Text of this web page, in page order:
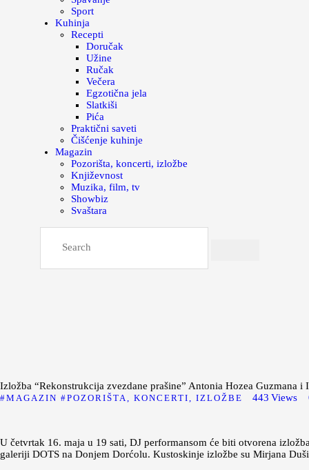
Sport
Kuhinja
Recepti
Doručak
Užine
Ručak
Večera
Egzotična jela
Slatkiši
Pića
Praktični saveti
Čišćenje kuhinje
Magazin
Pozorišta, koncerti, izložbe
Književnost
Muzika, film, tv
Showbiz
Svaštara
Izložba “Rekonstrukcija zvezdane prašine” Antonia Hozea Guzmana
MAGAZIN POZORIŠTA, KONCERTI, IZLOŽBE 443 Views
U četvrtak 16. maja u 19 sati, DJ performansom će biti otvorena
galeriji DOTS na Donjem Dorćolu. Kustoskinje izložbe su Mirjana